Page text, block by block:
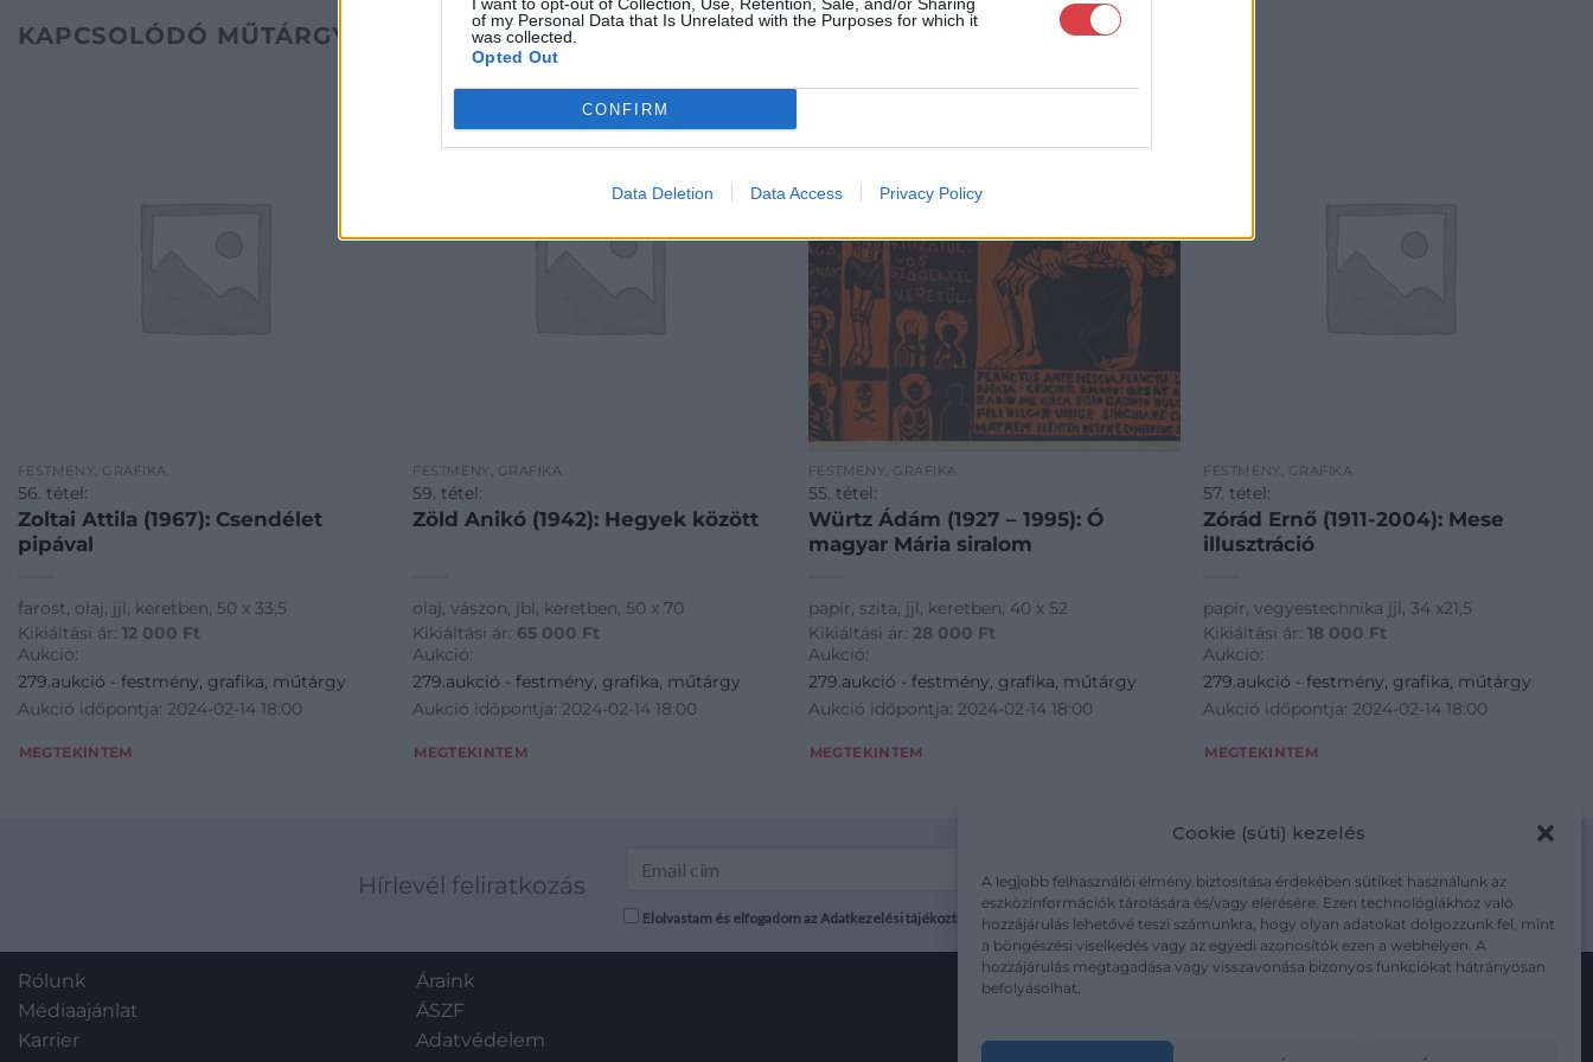
of my Personal Data that Is Unrelated with the Purposes for which it
was collected.
Opted Out
CONFIRM
Data Deletion Data Access Privacy Policy
Cookie (süti) kezelés
A legjobb felhasználói élmény biztosítása érdekében sütiket használunk az
eszközinformációk tárolására és/vagy elérésére. Ezen technológiákhoz való
hozzájárulás lehetővé teszi számunkra, hogy olyan adatokat dolgozzunk fel, mint
a böngészési viselkedés vagy az egyedi azonosítók ezen a webhelyen. A
hozzájárulás megtagadása vagy visszavonása bizonyos funkciókat hátrányosan
befolyásolhat.
KAPCSOLÓDÓ MŰTÁRGYAK
FESTMÉNY, GRAFIKA
56. tétel:
Zoltai Attila (1967): Csendélet
pipával
farost, olaj, jjl, keretben, 50 x 33,5
Kikiáltási ár: 12 000 Ft
Aukció:
279.aukció - festmény, grafika, műtárgy
Aukció időpontja: 2024-02-14 18:00
MEGTEKINTEM
FESTMÉNY, GRAFIKA
59. tétel:
Zöld Anikó (1942): Hegyek között
olaj, vászon, jbl, keretben, 50 x 70
Kikiáltási ár: 65 000 Ft
Aukció:
279.aukció - festmény, grafika, műtárgy
Aukció időpontja: 2024-02-14 18:00
MEGTEKINTEM
FESTMÉNY, GRAFIKA
55. tétel:
Würtz Ádám (1927 – 1995): Ó
magyar Mária siralom
papír, szita, jjl, keretben, 40 x 52
Kikiáltási ár: 28 000 Ft
Aukció:
279.aukció - festmény, grafika, műtárgy
Aukció időpontja: 2024-02-14 18:00
MEGTEKINTEM
FESTMÉNY, GRAFIKA
57. tétel:
Zórád Ernő (1911-2004): Mese
illusztráció
papír, vegyestechnika jjl, 34 x21,5
Kikiáltási ár:18 000 Ft
Aukció:
279.aukció - festmény, grafika, műtárgy
Aukció időpontja: 2024-02-14 18:00
MEGTEKINTEM
Hírlevél feliratkozás
Elolvastam és elfogadom az Adatkezelési tájékoztatót: mutargy.com/adatkezelesi-tajekoztato/
Rólunk
Médiaajánlat
Karrier
Áraink
ÁSZF
Adatvédelem